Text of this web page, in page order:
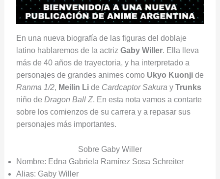
En una nueva biografía de las figuras del doblaje
latino hablaremos de la actriz Gaby Willer. Ella lleva
más de 40 años de trayectoria, y ha interpretado a
personajes de grandes animes como Ukyo Kuonjide
Ranma 1/2, Meilin Lide Cardcaptor Sakura y Trunks
niño de Dragon Ball Z. En esta nota vamos a contarte
sobre los comienzos de su carrera y a repasar sus
personajes más importantes.
Sobre Gaby Willer
Nombre: Edna Gabriela Ramírez Sosa Schreiter
Alias: Gaby Willer